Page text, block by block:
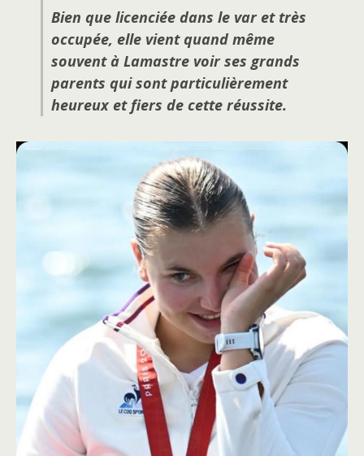
Bien que licenciée dans le var et très
occupée, elle vient quand même
souvent à Lamastre voir ses grands
parents qui sont particulièrement
heureux et fiers de cette réussite.